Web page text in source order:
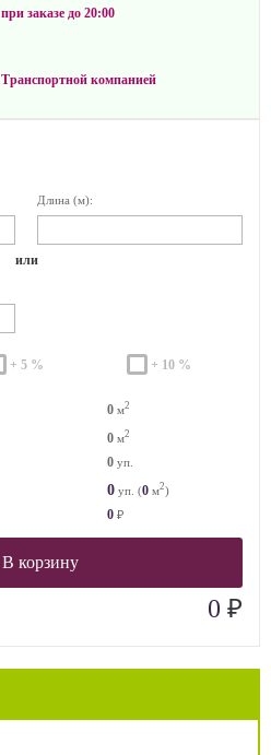
при заказе до 20:00
Транспортной компанией
Длина (м):
или
+ 5 % + 10 %
0 м2
0 м2
0 уп.
0 уп. (0 м2)
0 ₽
В корзину
0 ₽